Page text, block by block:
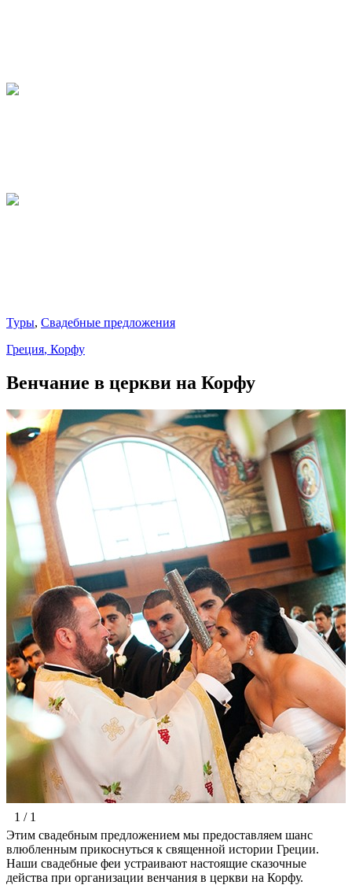
Туры, Cвадебные предложения
Греция, Корфу
Венчание в церкви на Корфу
1 / 1
Этим свадебным предложением мы предоставляем шанс
влюбленным прикоснуться к священной истории Греции.
Наши свадебные феи устраивают настоящие сказочные
действа при организации венчания в церкви на Корфу.